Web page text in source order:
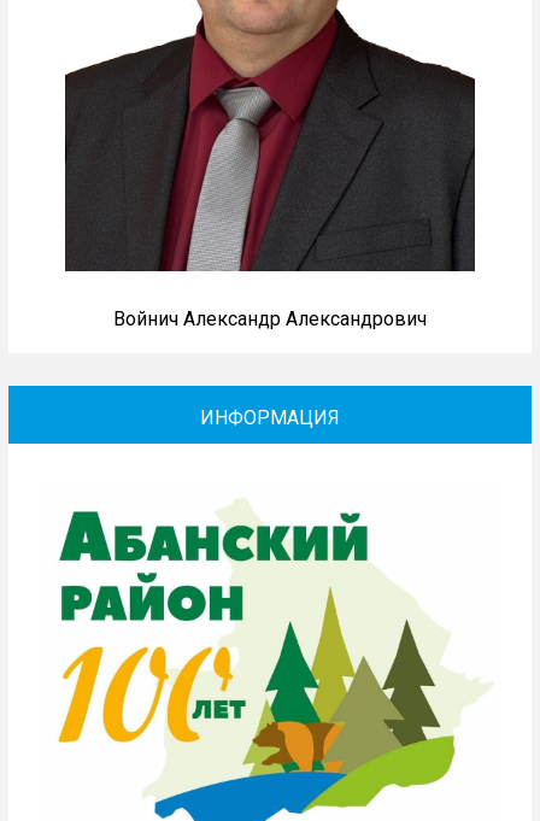
Войнич Александр Александрович
ИНФОРМАЦИЯ